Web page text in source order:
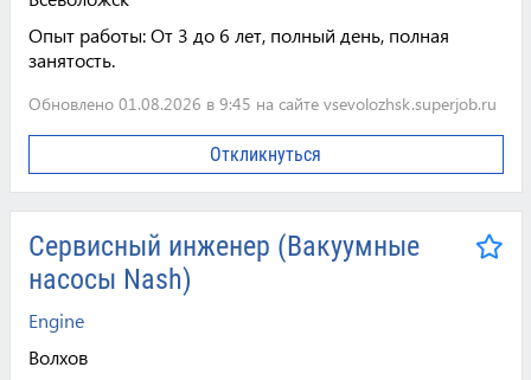
Опыт работы:От 3 до 6 лет, полный день, полная
занятость.
Обновлено 01.08.2026 в 9:45 на сайте vsevolozhsk.superjob.ru
Откликнуться
Сервисный инженер (Вакуумные
насосы Nash)
Engine
Волхов